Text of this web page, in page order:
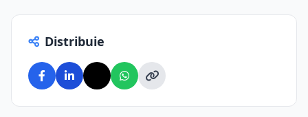
Distribuie